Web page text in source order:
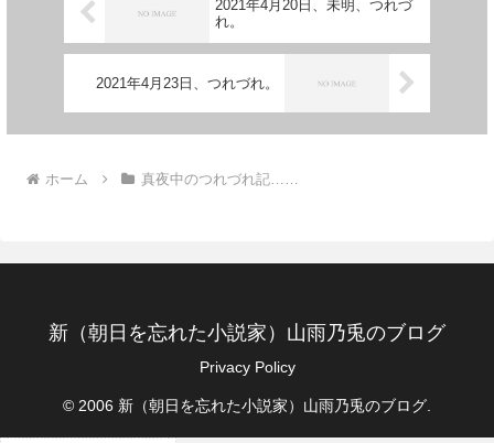
2021年4月20日、未明、つれづ
れ。
2021年4月23日、つれづれ。
ホーム 真夜中のつれづれ記……
新（朝日を忘れた小説家）山雨乃兎のブログ
Privacy Policy
© 2006 新（朝日を忘れた小説家）山雨乃兎のブログ.